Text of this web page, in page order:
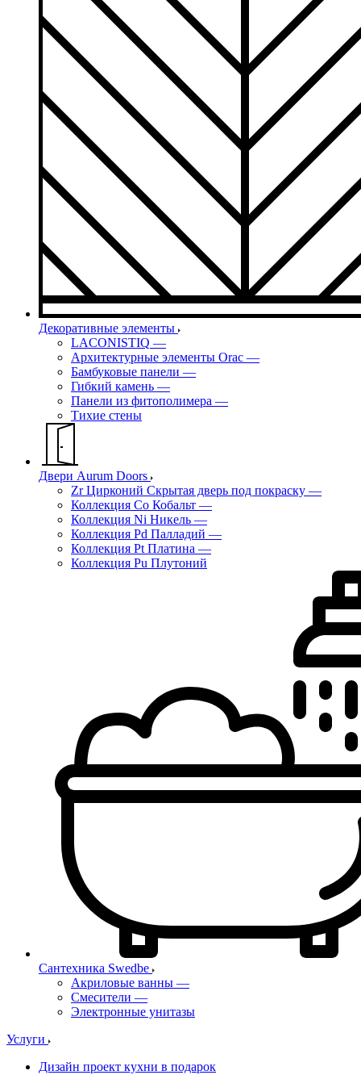
Декоративные элементы
LACONISTIQ —
Архитектурные элементы Orac —
Бамбуковые панели —
Гибкий камень —
Панели из фитополимера —
Тихие стены
Двери Aurum Doors
Zr Цирконий Скрытая дверь под покраску —
Коллекция Co Кобальт —
Коллекция Ni Никель —
Коллекция Pd Палладий —
Коллекция Pt Платина —
Коллекция Pu Плутоний
Сантехника Swedbe
Акриловые ванны —
Смесители —
Электронные унитазы
Услуги
Дизайн проект кухни в подарок